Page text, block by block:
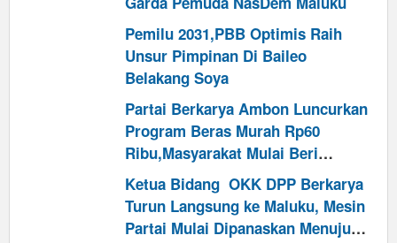
Pemilu 2031,PBB Optimis Raih
Unsur Pimpinan Di Baileo
Belakang Soya
Partai Berkarya Ambon Luncurkan
Program Beras Murah Rp60
Ribu,Masyarakat Mulai Beri
Dukungan
Ketua Bidang OKK DPP Berkarya
Turun Langsung ke Maluku, Mesin
Partai Mulai Dipanaskan Menuju